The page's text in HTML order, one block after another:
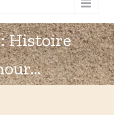
Histoire